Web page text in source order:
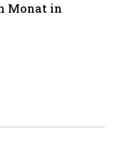
Monat in